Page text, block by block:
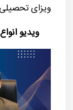
ویزای
ویدیو